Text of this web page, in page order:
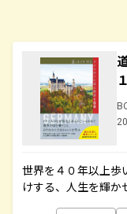
世界を４０年以上歩
けする、人生を輝